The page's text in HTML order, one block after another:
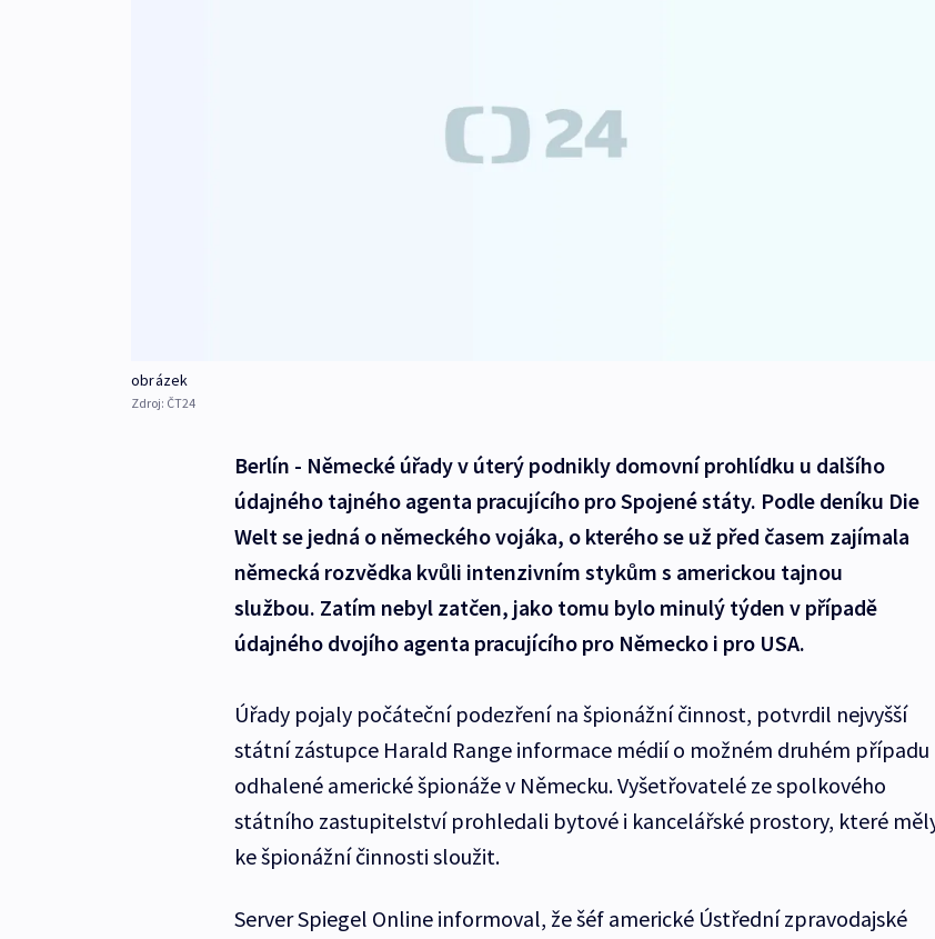
obrázek
Zdroj: ČT24
Berlín - Německé úřady v úterý podnikly domovní prohlídku u dalšího
údajného tajného agenta pracujícího pro Spojené státy. Podle deníku Die
Welt se jedná o německého vojáka, o kterého se už před časem zajímala
německá rozvědka kvůli intenzivním stykům s americkou tajnou
službou. Zatím nebyl zatčen, jako tomu bylo minulý týden v případě
údajného dvojího agenta pracujícího pro Německo i pro USA.
Úřady pojaly počáteční podezření na špionážní činnost, potvrdil nejvyšší
státní zástupce Harald Range informace médií o možném druhém případu
odhalené americké špionáže v Německu. Vyšetřovatelé ze spolkového
státního zastupitelství prohledali bytové i kancelářské prostory, které
ke špionážní činnosti sloužit.
Server Spiegel Online informoval, že šéf americké Ústřední zpravodajské